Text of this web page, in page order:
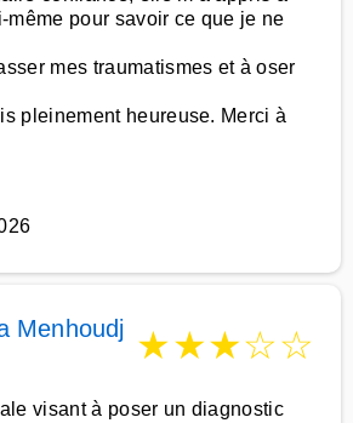
même pour savoir ce que je ne
mes traumatismes et à oser
pleinement heureuse. Merci à
Menhoudj ★★★☆☆
visant à poser un diagnostic